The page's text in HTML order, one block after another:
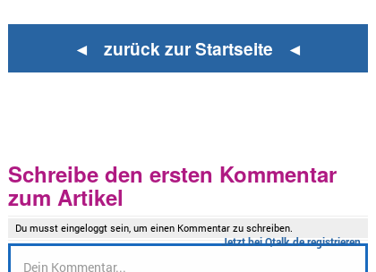
◄ zurück zur Startseite ◄
Schreibe den ersten Kommentar
zum Artikel